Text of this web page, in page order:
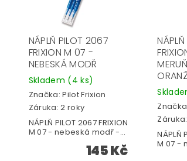
NÁPLŇ PILOT 2067
FRIXION M 07 -
NEBESKÁ MODŘ
Skladem (4 ks)
Značka:Pilot Frixion
Záruka: 2 roky
NÁPLŇ PILOT 2067 FRIXION
M 07 - nebeská modř -...
145 Kč
NÁPLŇ
M 07 -